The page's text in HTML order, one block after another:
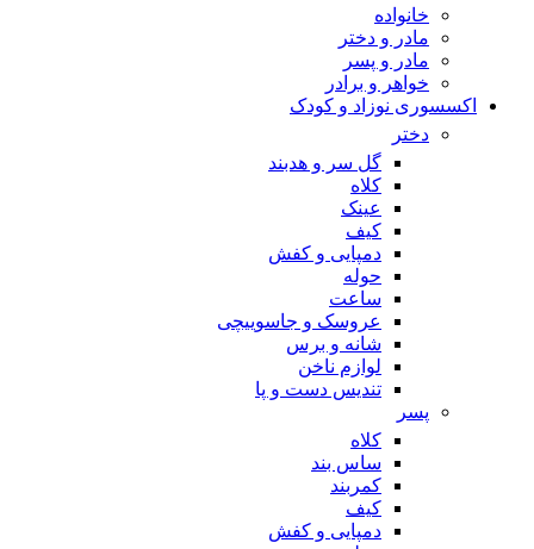
خانواده
مادر و دختر
مادر و پسر
خواهر و برادر
اکسسوری نوزاد و کودک
دختر
گل سر و هدبند
کلاه
عینک
کیف
دمپایی و کفش
حوله
ساعت
عروسک و جاسوییچی
شانه و برس
لوازم ناخن
تندیس دست و پا
پسر
کلاه
ساس بند
کمربند
کیف
دمپایی و کفش